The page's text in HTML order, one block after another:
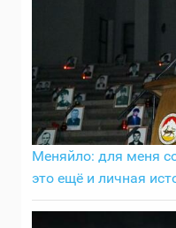
Меняйло: для меня
это ещё и личная